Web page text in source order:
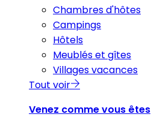
Chambres d'hôtes
Campings
Hôtels
Meublés et gîtes
Villages vacances
Tout voir
Venez comme vous êtes